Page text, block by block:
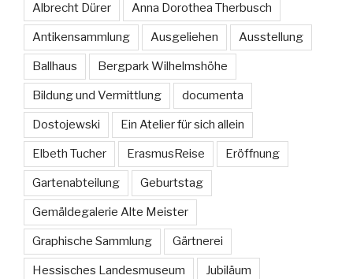
Albrecht Dürer Anna Dorothea Therbusch
Antikensammlung Ausgeliehen Ausstellung
Ballhaus Bergpark Wilhelmshöhe
Bildung und Vermittlung documenta
Dostojewski Ein Atelier für sich allein
Elbeth Tucher ErasmusReise Eröffnung
Gartenabteilung Geburtstag
Gemäldegalerie Alte Meister
Graphische Sammlung Gärtnerei
Hessisches Landesmuseum Jubiläum